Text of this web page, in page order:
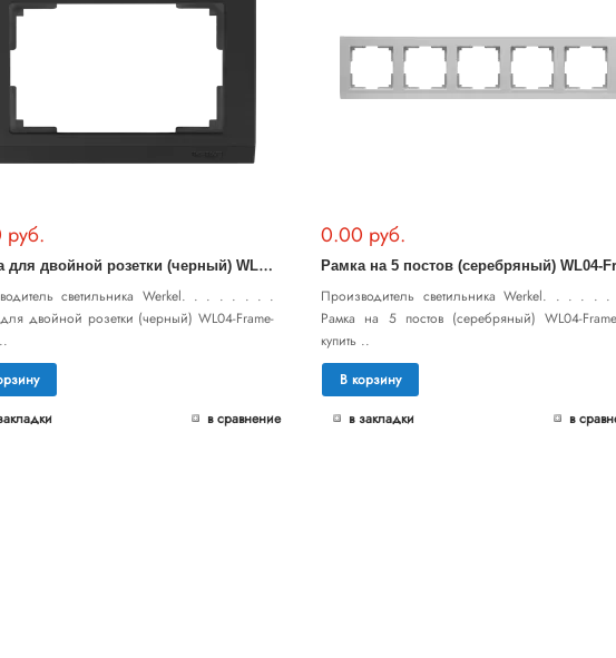
Р
амка для двойной розетки (черный) WL04-Frame-01-DBL-black
светильника Werkel. . . . . . . .
двойной розетки (черный) WL04-Frame-
в сравнение
0.00 руб.
Производитель светильника Werkel. . . . .
Рамка на 5 постов (серебряный) WL04-
купить ..
В корзину
в закладки
в